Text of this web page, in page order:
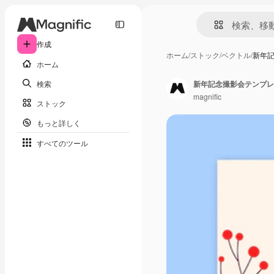
作成
ホーム
検索
ストック
もっと詳しく
すべてのツール
ホーム/ストック/ベクトル/新年
新年記念撮影会テンプ
magnific